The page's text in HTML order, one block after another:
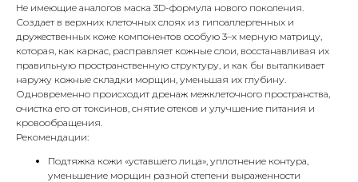
Не имеющие аналогов маска 3D-формула нового поколения.
Создает в верхних клеточных слоях из гипоаллергенных и
дружественных коже компонентов особую 3–х мерную матрицу,
которая, как каркас, расправляет кожные слои, восстанавливая их
правильную пространственную структуру, и как бы выталкивает
наружу кожные складки морщин, уменьшая их глубину.
Одновременно происходит дренаж межклеточного пространства,
очистка его от токсинов, снятие отеков и улучшение питания и
кровообращения.
Рекомендации:
Подтяжка кожи «уставшего лица», уплотнение контура,
уменьшение морщин разной степени выраженности